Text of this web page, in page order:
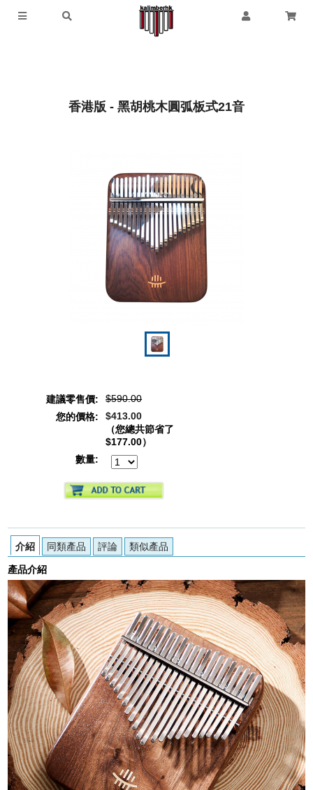
香港版 - 黑胡桃木圓弧板式21音
建議零售價:
$590.00
您的價格:
$413.00
（您總共節省了
$177.00）
數量:
介紹 同類產品 評論 類似產品
產品介紹